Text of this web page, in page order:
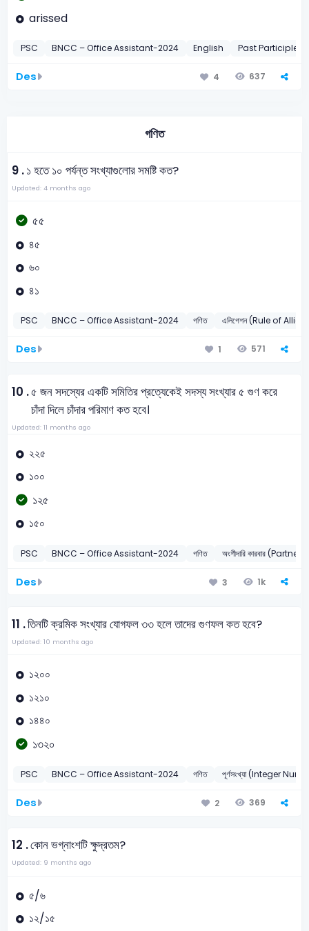
arissed
PSC BNCC – Office Assistant-2024 English Past Participle
Des 4 637
গণিত
9 .১ হতে ১০ পর্যন্ত সংখ্যাগুলোর সমষ্টি কত?
Updated: 4 months ago
৫৫
৪৫
৬০
৪১
PSC BNCC – Office Assistant-2024 গণিত এলিগেশন (Rule of
Des 1 571
10 .৫ জন সদস্যের একটি সমিতির প্রত্যেকেই সদস্য সংখ্যার ৫ গুণ করে
চাঁদা দিলে চাঁদার পরিমাণ কত হবে।
Updated: 11 months ago
২২৫
১০০
১২৫
১৫০
PSC BNCC – Office Assistant-2024 গণিত অংশীদারি কারবার
Des 3 1k
11 .তিনটি ক্রমিক সংখ্যার যোগফল ৩৩ হলে তাদের গুণফল কত হবে?
Updated: 10 months ago
১২০০
১২১০
১৪৪০
১৩২০
PSC BNCC – Office Assistant-2024 গণিত পূর্ণসংখ্যা (Integer
Des 2 369
12 .কোন ভগ্নাংশটি ক্ষুদ্রতম?
Updated: 9 months ago
৫/৬
১২/১৫